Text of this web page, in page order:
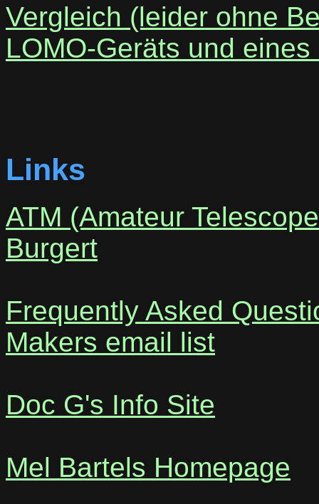
Vergleich (leider ohne
LOMO-Geräts und
Links
ATM (Amateur
Burgert
Frequently Asked
Makers email list
Doc G's Info Site
Mel Bartels Homepage